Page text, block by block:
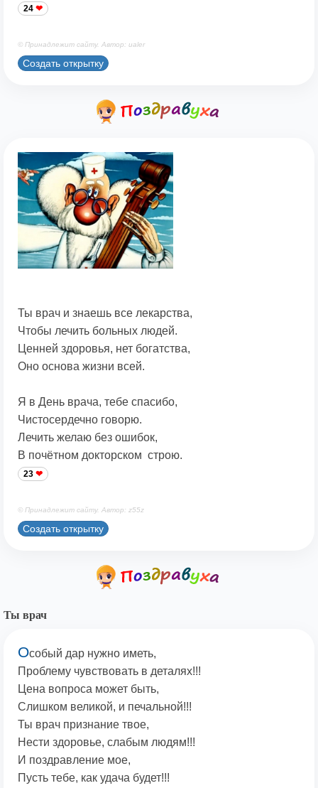
24
© Принадлежит сайту. Автор: ualer
Создать открытку
Ты врач и знаешь все лекарства,
Чтобы лечить больных людей.
Ценней здоровья, нет богатства,
Оно основа жизни всей.
Я в День врача, тебе спасибо,
Чистосердечно говорю.
Лечить желаю без ошибок,
В почётном докторском строю.
23
© Принадлежит сайту. Автор: z55z
Создать открытку
Ты врач
Особый дар нужно иметь,
Проблему чувствовать в деталях!!!
Цена вопроса может быть,
Слишком великой, и печальной!!!
Ты врач признание твое,
Нести здоровье, слабым людям!!!
И поздравление мое,
Пусть тебе, как удача будет!!!